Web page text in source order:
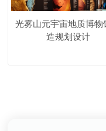
光雾山元宇宙地质博物
造规划设计